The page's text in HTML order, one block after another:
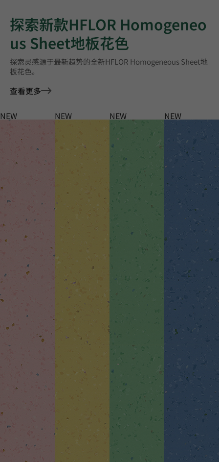
探索新款HFLOR Homogeneo
us Sheet地板花色
探索灵感源于最新趋势的全新HFLOR Homogeneous Sheet地
板花色。
查看更多
NEW NEW NEW NEW